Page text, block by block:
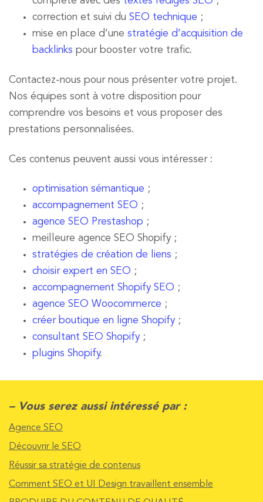
correction et suivi duSEO technique ;
mise en place d’unestratégie d’acquisition de
backlinks pour booster votre trafic.
Contactez-nous pour nous présenter votre projet.
Nos équipes sont à votre disposition pour
comprendre vos besoins et vous proposer des
prestations personnalisées.
Ces contenus peuvent aussi vous intéresser :
optimisation sémantique ;
accompagnement SEO ;
agence SEO Prestashop ;
meilleure agence SEO Shopify ;
stratégies de création de liens ;
choisir expert en SEO ;
accompagnement Shopify SEO ;
agence SEO Woocommerce ;
créer boutique en ligne Shopify ;
consultant SEO Shopify ;
plugins Shopify.
– Vous serez aussi intéressé par :
Agence SEO
Découvrir le SEO
Réussir sa stratégie de contenus
Comment SEO et UI Design travaillent ensemble